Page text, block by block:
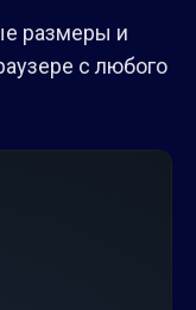
размеры и
с любого